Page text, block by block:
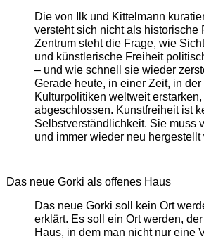
Die von Ilk und Kittelmann
versteht sich nicht als historische
Zentrum steht die Frage, wie
und künstlerische Freiheit
– und wie schnell sie wieder
Gerade heute, in einer Zeit, in der
Kulturpolitiken weltweit
abgeschlossen. Kunstfreiheit ist
Selbstverständlichkeit. Sie muss
und immer wieder neu hergestellt
Das neue Gorki als offenes Haus
Das neue Gorki soll kein Ort
erklärt. Es soll ein Ort werden,
Haus, in dem man nicht nur eine